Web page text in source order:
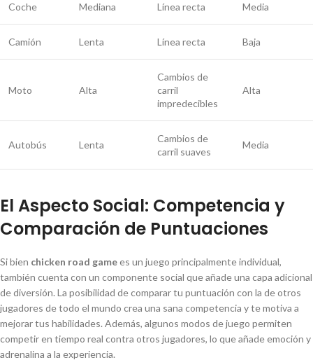
Coche Mediana Línea recta Media
Camión Lenta Línea recta Baja
Moto Alta
Cambios de
carril
impredecibles
Alta
Autobús Lenta
Cambios de
carril suaves
Media
El Aspecto Social: Competencia y
Comparación de Puntuaciones
Si bien chicken road gamees un juego principalmente individual,
también cuenta con un componente social que añade una capa adicional
de diversión. La posibilidad de comparar tu puntuación con la de otros
jugadores de todo el mundo crea una sana competencia y te motiva a
mejorar tus habilidades. Además, algunos modos de juego permiten
competir en tiempo real contra otros jugadores, lo que añade emoción y
adrenalina a la experiencia.